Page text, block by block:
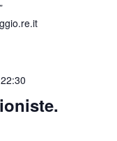
22:30